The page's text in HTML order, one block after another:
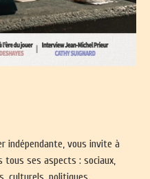
indépendante, vous invite à
tous ses aspects : sociaux,